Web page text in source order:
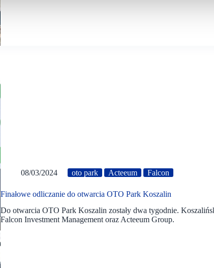
08/03/2024 oto park Acteeum Falcon
Finałowe odliczanie do otwarcia OTO Park Koszalin
Do otwarcia OTO Park Koszalin zostały dwa tygodnie.
Falcon Investment Management oraz Acteeum Group.